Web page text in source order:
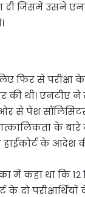
दी जिसमें उसने
लिए फिर से
की थी। एनटीए
से पेश
के बारे
के आदेश
में कहा था कि 12
के दो